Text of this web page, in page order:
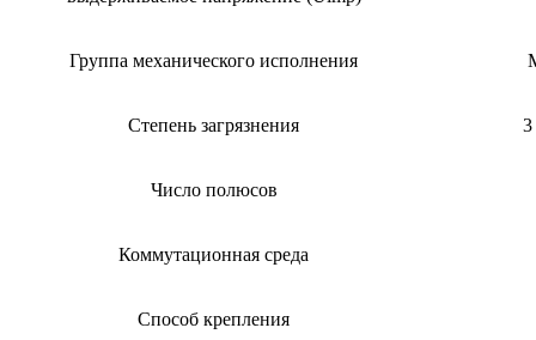
Группа механического исполнения
Степень загрязнения
Число полюсов
Коммутационная среда
Способ крепления